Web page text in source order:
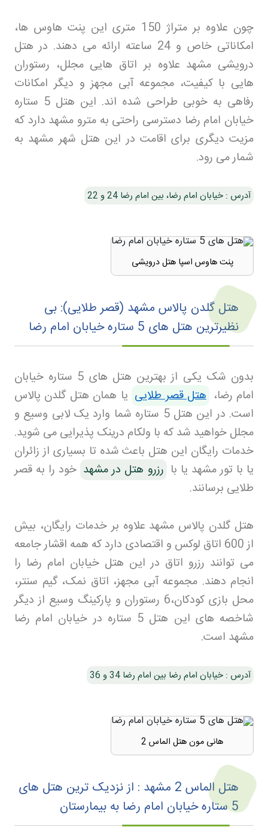
چون علاوه بر متراژ 150 متری این پنت هاوس ها،
امکاناتی خاص و 24 ساعته ارائه می دهند. در هتل
درویشی مشهد علاوه بر اتاق هایی مجلل، رستوران
هایی با کیفیت، مجموعه آبی مجهز و دیگر امکانات
رفاهی به خوبی طراحی شده اند. این هتل 5 ستاره
خیابان امام رضا دسترسی راحتی به مترو مشهد دارد که
مزیت دیگری برای اقامت در این هتل شهر مشهد به
شمار می رود.
آدرس : خیابان امام رضا، بین امام رضا 24 و 22
پنت هاوس اسپا هتل درویشی
هتل گلدن پالاس مشهد (قصر طلایی): بی
نظیرترین هتل های 5 ستاره خیابان امام رضا
بدون شک یکی از بهترین هتل های 5 ستاره خیابان
امام رضا، هتل قصر طلایی یا همان هتل گلدن پالاس
است. در این هتل 5 ستاره شما وارد یک لابی وسیع و
مجلل خواهید شد که با ولکام درینک پذیرایی می شوید.
خدمات رایگان این هتل باعث شده تا بسیاری از زائران
یا با تور مشهد یا با رزرو هتل در مشهد خود را به قصر
طلایی برسانند.
هتل گلدن پالاس مشهد علاوه بر خدمات رایگان، بیش
از 600 اتاق لوکس و اقتصادی دارد که همه اقشار جامعه
می توانند رزرو اتاق در این هتل خیابان امام رضا را
انجام دهند. مجموعه آبی مجهز، اتاق نمک، گیم سنتر،
محل بازی کودکان،6 رستوران و پارکینگ وسیع از دیگر
شاخصه های این هتل 5 ستاره در خیابان امام رضا
مشهد است.
آدرس : خیابان امام رضا بین امام رضا 34 و 36
هانی مون هتل الماس 2
هتل الماس 2 مشهد : از نزدیک ترین هتل‌ های
5 ستاره خیابان امام رضا به بیمارستان